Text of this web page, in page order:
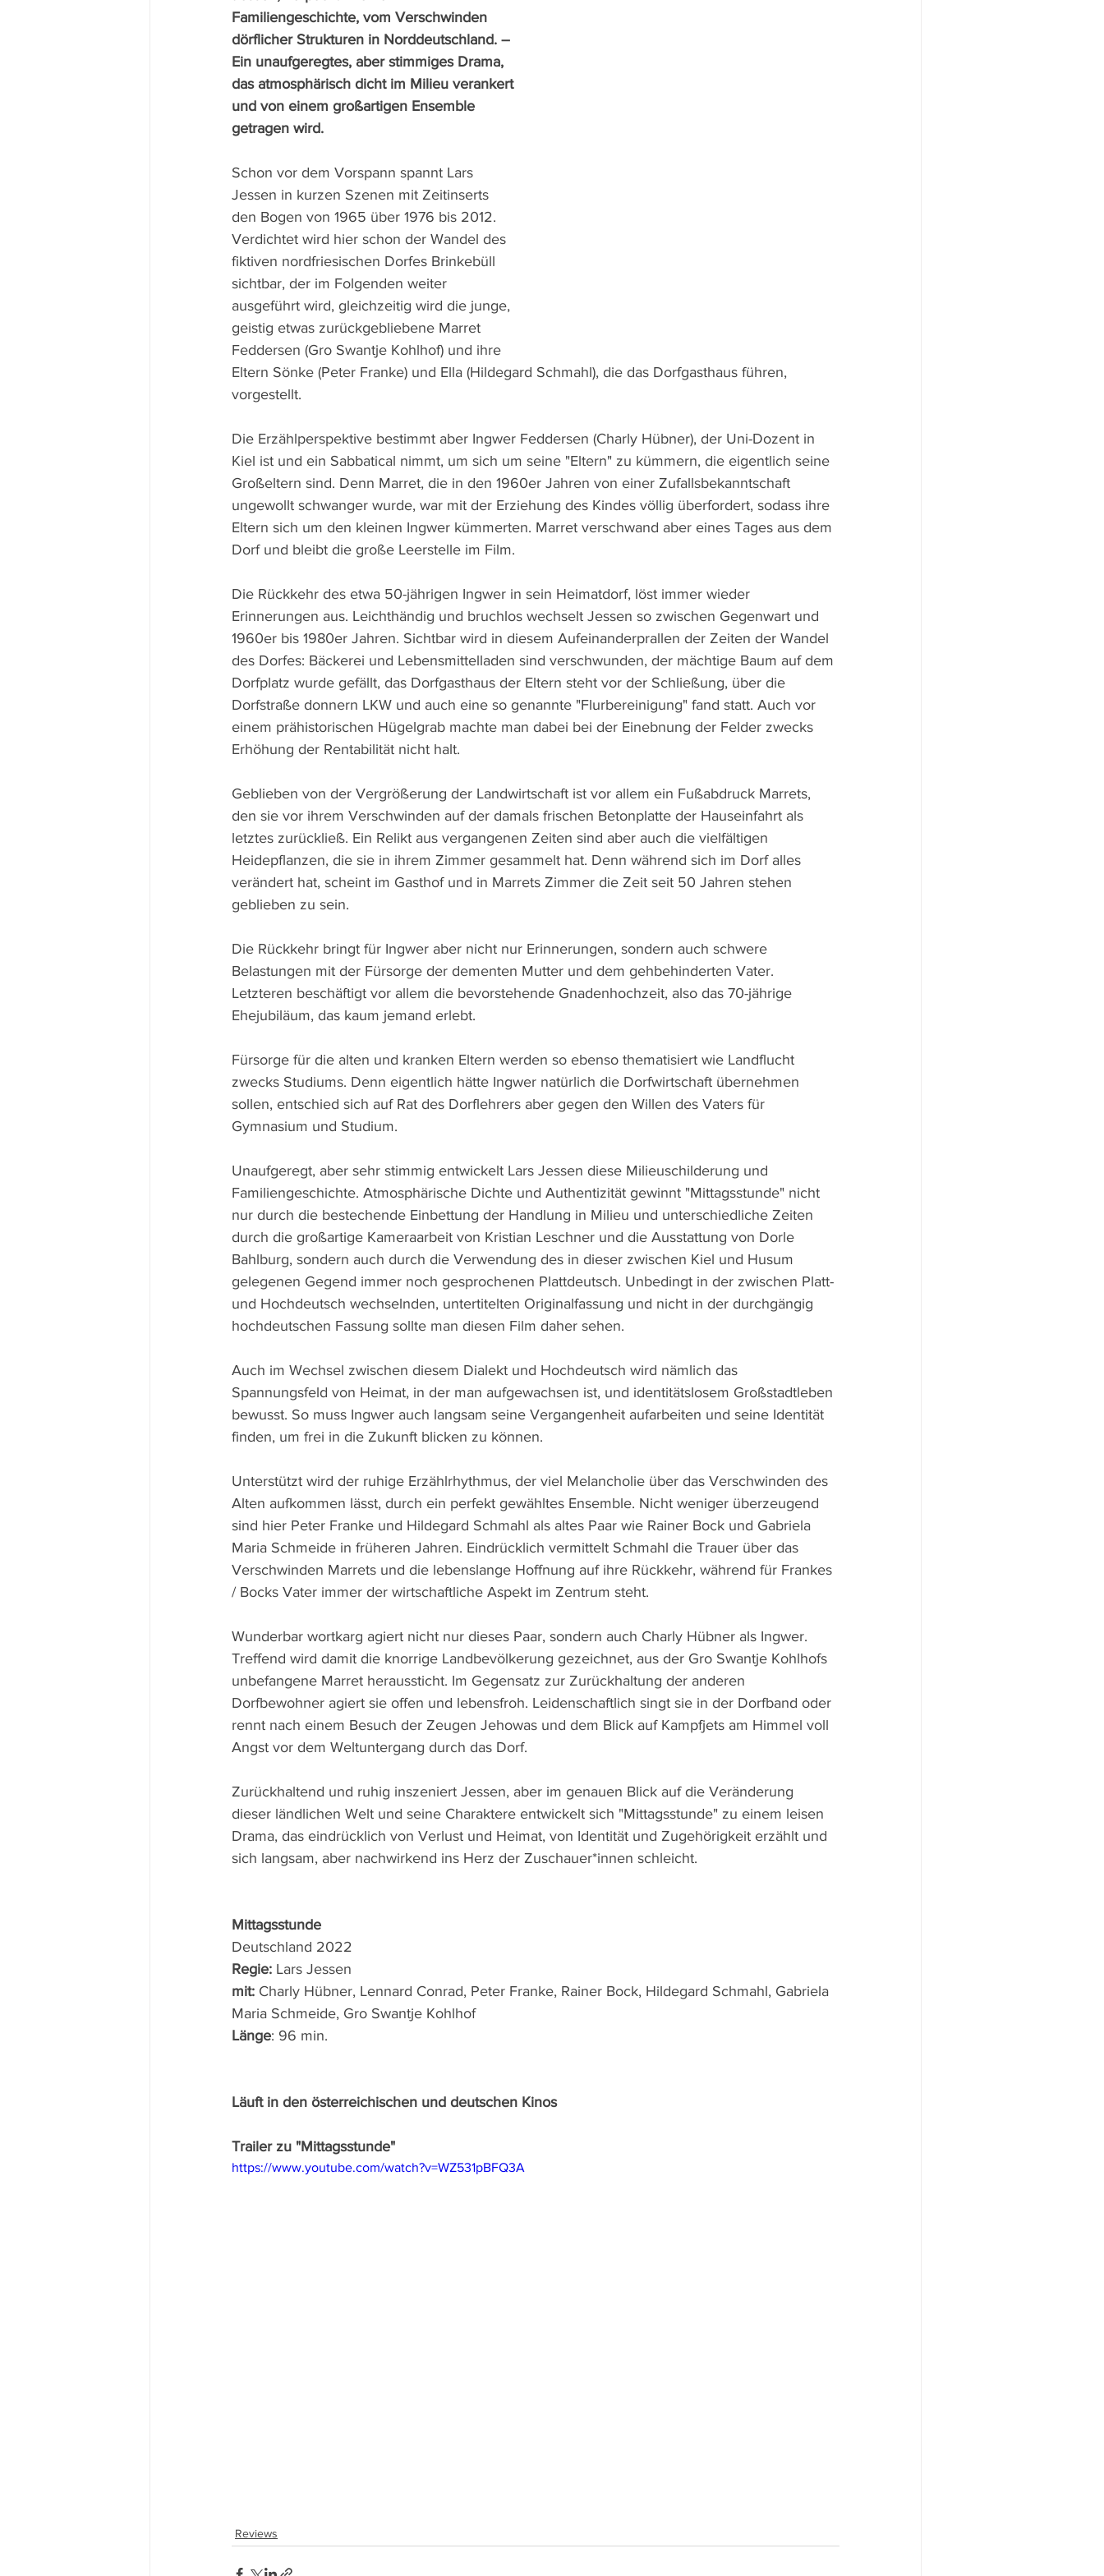
Familiengeschichte, vom Verschwinden
dörflicher Strukturen in Norddeutschland. –
Ein unaufgeregtes, aber stimmiges Drama,
das atmosphärisch dicht im Milieu verankert
und von einem großartigen Ensemble
getragen wird.
Schon vor dem Vorspann spannt Lars
Jessen in kurzen Szenen mit Zeitinserts
den Bogen von 1965 über 1976 bis 2012.
Verdichtet wird hier schon der Wandel des
fiktiven nordfriesischen Dorfes Brinkebüll
sichtbar, der im Folgenden weiter
ausgeführt wird, gleichzeitig wird die junge,
geistig etwas zurückgebliebene Marret
Feddersen (Gro Swantje Kohlhof) und ihre
Eltern Sönke (Peter Franke) und Ella (Hildegard Schmahl), die das Dorfgasthaus führen,
vorgestellt.
Die Erzählperspektive bestimmt aber Ingwer Feddersen (Charly Hübner), der Uni-Dozent in
Kiel ist und ein Sabbatical nimmt, um sich um seine "Eltern" zu kümmern, die eigentlich seine
Großeltern sind. Denn Marret, die in den 1960er Jahren von einer Zufallsbekanntschaft
ungewollt schwanger wurde, war mit der Erziehung des Kindes völlig überfordert, sodass ihre
Eltern sich um den kleinen Ingwer kümmerten. Marret verschwand aber eines Tages aus dem
Dorf und bleibt die große Leerstelle im Film.
Die Rückkehr des etwa 50-jährigen Ingwer in sein Heimatdorf, löst immer wieder
Erinnerungen aus. Leichthändig und bruchlos wechselt Jessen so zwischen Gegenwart und
1960er bis 1980er Jahren. Sichtbar wird in diesem Aufeinanderprallen der Zeiten der Wandel
des Dorfes: Bäckerei und Lebensmittelladen sind verschwunden, der mächtige Baum auf dem
Dorfplatz wurde gefällt, das Dorfgasthaus der Eltern steht vor der Schließung, über die
Dorfstraße donnern LKW und auch eine so genannte "Flurbereinigung" fand statt. Auch vor
einem prähistorischen Hügelgrab machte man dabei bei der Einebnung der Felder zwecks
Erhöhung der Rentabilität nicht halt.
Geblieben von der Vergrößerung der Landwirtschaft ist vor allem ein Fußabdruck Marrets,
den sie vor ihrem Verschwinden auf der damals frischen Betonplatte der Hauseinfahrt als
letztes zurückließ. Ein Relikt aus vergangenen Zeiten sind aber auch die vielfältigen
Heidepflanzen, die sie in ihrem Zimmer gesammelt hat. Denn während sich im Dorf alles
verändert hat, scheint im Gasthof und in Marrets Zimmer die Zeit seit 50 Jahren stehen
geblieben zu sein.
Die Rückkehr bringt für Ingwer aber nicht nur Erinnerungen, sondern auch schwere
Belastungen mit der Fürsorge der dementen Mutter und dem gehbehinderten Vater.
Letzteren beschäftigt vor allem die bevorstehende Gnadenhochzeit, also das 70-jährige
Ehejubiläum, das kaum jemand erlebt.
Fürsorge für die alten und kranken Eltern werden so ebenso thematisiert wie Landflucht
zwecks Studiums. Denn eigentlich hätte Ingwer natürlich die Dorfwirtschaft übernehmen
sollen, entschied sich auf Rat des Dorflehrers aber gegen den Willen des Vaters für
Gymnasium und Studium.
Unaufgeregt, aber sehr stimmig entwickelt Lars Jessen diese Milieuschilderung und
Familiengeschichte. Atmosphärische Dichte und Authentizität gewinnt "Mittagsstunde" nicht
nur durch die bestechende Einbettung der Handlung in Milieu und unterschiedliche Zeiten
durch die großartige Kameraarbeit von Kristian Leschner und die Ausstattung von Dorle
Bahlburg, sondern auch durch die Verwendung des in dieser zwischen Kiel und Husum
gelegenen Gegend immer noch gesprochenen Plattdeutsch. Unbedingt in der zwischen Platt-
und Hochdeutsch wechselnden, untertitelten Originalfassung und nicht in der durchgängig
hochdeutschen Fassung sollte man diesen Film daher sehen.
Auch im Wechsel zwischen diesem Dialekt und Hochdeutsch wird nämlich das
Spannungsfeld von Heimat, in der man aufgewachsen ist, und identitätslosem Großstadtleben
bewusst. So muss Ingwer auch langsam seine Vergangenheit aufarbeiten und seine Identität
finden, um frei in die Zukunft blicken zu können.
Unterstützt wird der ruhige Erzählrhythmus, der viel Melancholie über das Verschwinden des
Alten aufkommen lässt, durch ein perfekt gewähltes Ensemble. Nicht weniger überzeugend
sind hier Peter Franke und Hildegard Schmahl als altes Paar wie Rainer Bock und Gabriela
Maria Schmeide in früheren Jahren. Eindrücklich vermittelt Schmahl die Trauer über das
Verschwinden Marrets und die lebenslange Hoffnung auf ihre Rückkehr, während für Frankes
/ Bocks Vater immer der wirtschaftliche Aspekt im Zentrum steht.
Wunderbar wortkarg agiert nicht nur dieses Paar, sondern auch Charly Hübner als Ingwer.
Treffend wird damit die knorrige Landbevölkerung gezeichnet, aus der Gro Swantje Kohlhofs
unbefangene Marret heraussticht. Im Gegensatz zur Zurückhaltung der anderen
Dorfbewohner agiert sie offen und lebensfroh. Leidenschaftlich singt sie in der Dorfband oder
rennt nach einem Besuch der Zeugen Jehowas und dem Blick auf Kampfjets am Himmel voll
Angst vor dem Weltuntergang durch das Dorf.
Zurückhaltend und ruhig inszeniert Jessen, aber im genauen Blick auf die Veränderung
dieser ländlichen Welt und seine Charaktere entwickelt sich "Mittagsstunde" zu einem leisen
Drama, das eindrücklich von Verlust und Heimat, von Identität und Zugehörigkeit erzählt und
sich langsam, aber nachwirkend ins Herz der Zuschauer*innen schleicht.
Mittagsstunde
Deutschland 2022
Regie: Lars Jessen
mit: Charly Hübner, Lennard Conrad, Peter Franke, Rainer Bock, Hildegard Schmahl, Gabriela
Maria Schmeide, Gro Swantje Kohlhof
Länge: 96 min.
Läuft in den österreichischen und deutschen Kinos
Trailer zu "Mittagsstunde"
https://www.youtube.com/watch?v=WZ531pBFQ3A
Reviews